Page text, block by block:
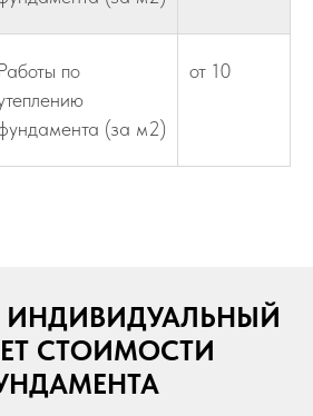
Работы по
(за м2)
от 10
ИНДИВИДУАЛЬНЫЙ
СТОИМОСТИ